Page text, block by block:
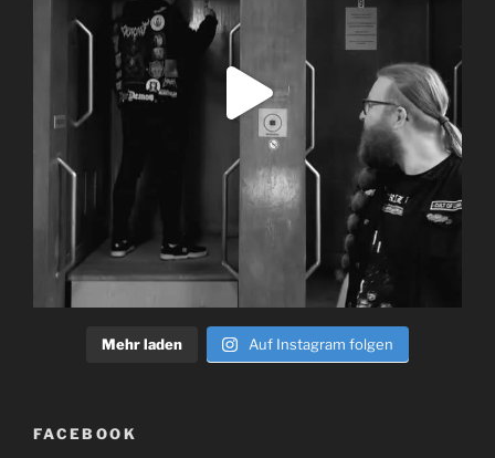
Mehr laden Auf Instagram folgen
FACEBOOK